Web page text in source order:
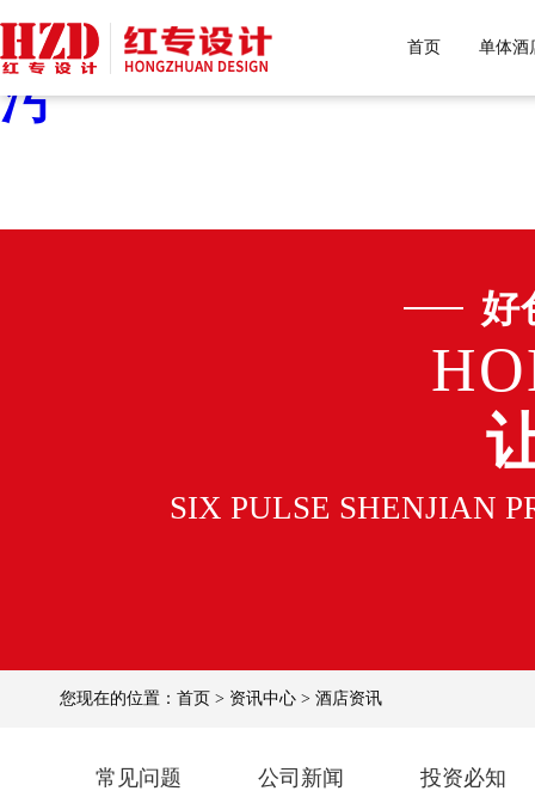
好色先生污下载,好色
污
首页 单体酒
好
SIX PULSE SHENJIAN
您现在的位置： 首页 > 资讯中心 > 酒店资讯
常见问题 公司新闻 投资必知